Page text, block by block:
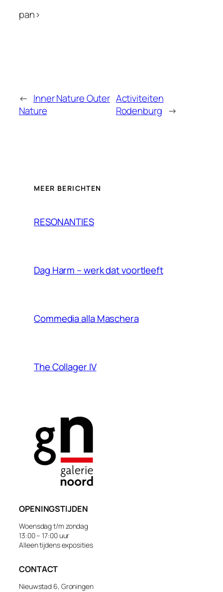
pan>
← Inner Nature Outer
Nature
Activiteiten
Rodenburg →
MEER BERICHTEN
RESONANTIES
Dag Harm – werk dat voortleeft
Commedia alla Maschera
The Collager IV
OPENINGSTIJDEN
Woensdag t/m zondag
13:00 – 17:00 uur
Alleen tijdens exposities
CONTACT
Nieuwstad 6, Groningen